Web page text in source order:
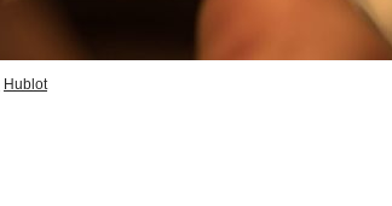
Hublot